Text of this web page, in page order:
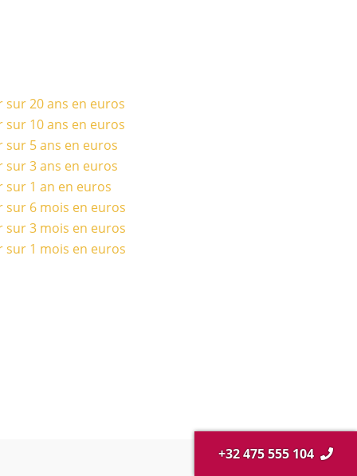
sur 20 ans en euros
sur 10 ans en euros
sur 5 ans en euros
sur 3 ans en euros
sur 1 an en euros
sur 6 mois en euros
sur 3 mois en euros
sur 1 mois en euros
+32 475 555 104